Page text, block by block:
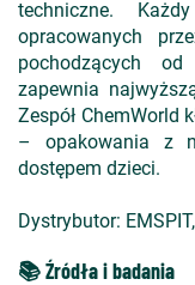
techniczne. Każdy
opracowanych
pochodzących
zapewnia
Zespół ChemWorld
– opakowania z
dostępem dzieci.
Dystrybutor:
📚 Źródła i badania